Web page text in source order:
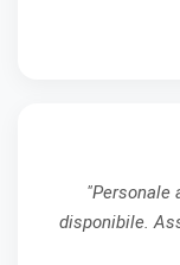
"Personale
disponibile.